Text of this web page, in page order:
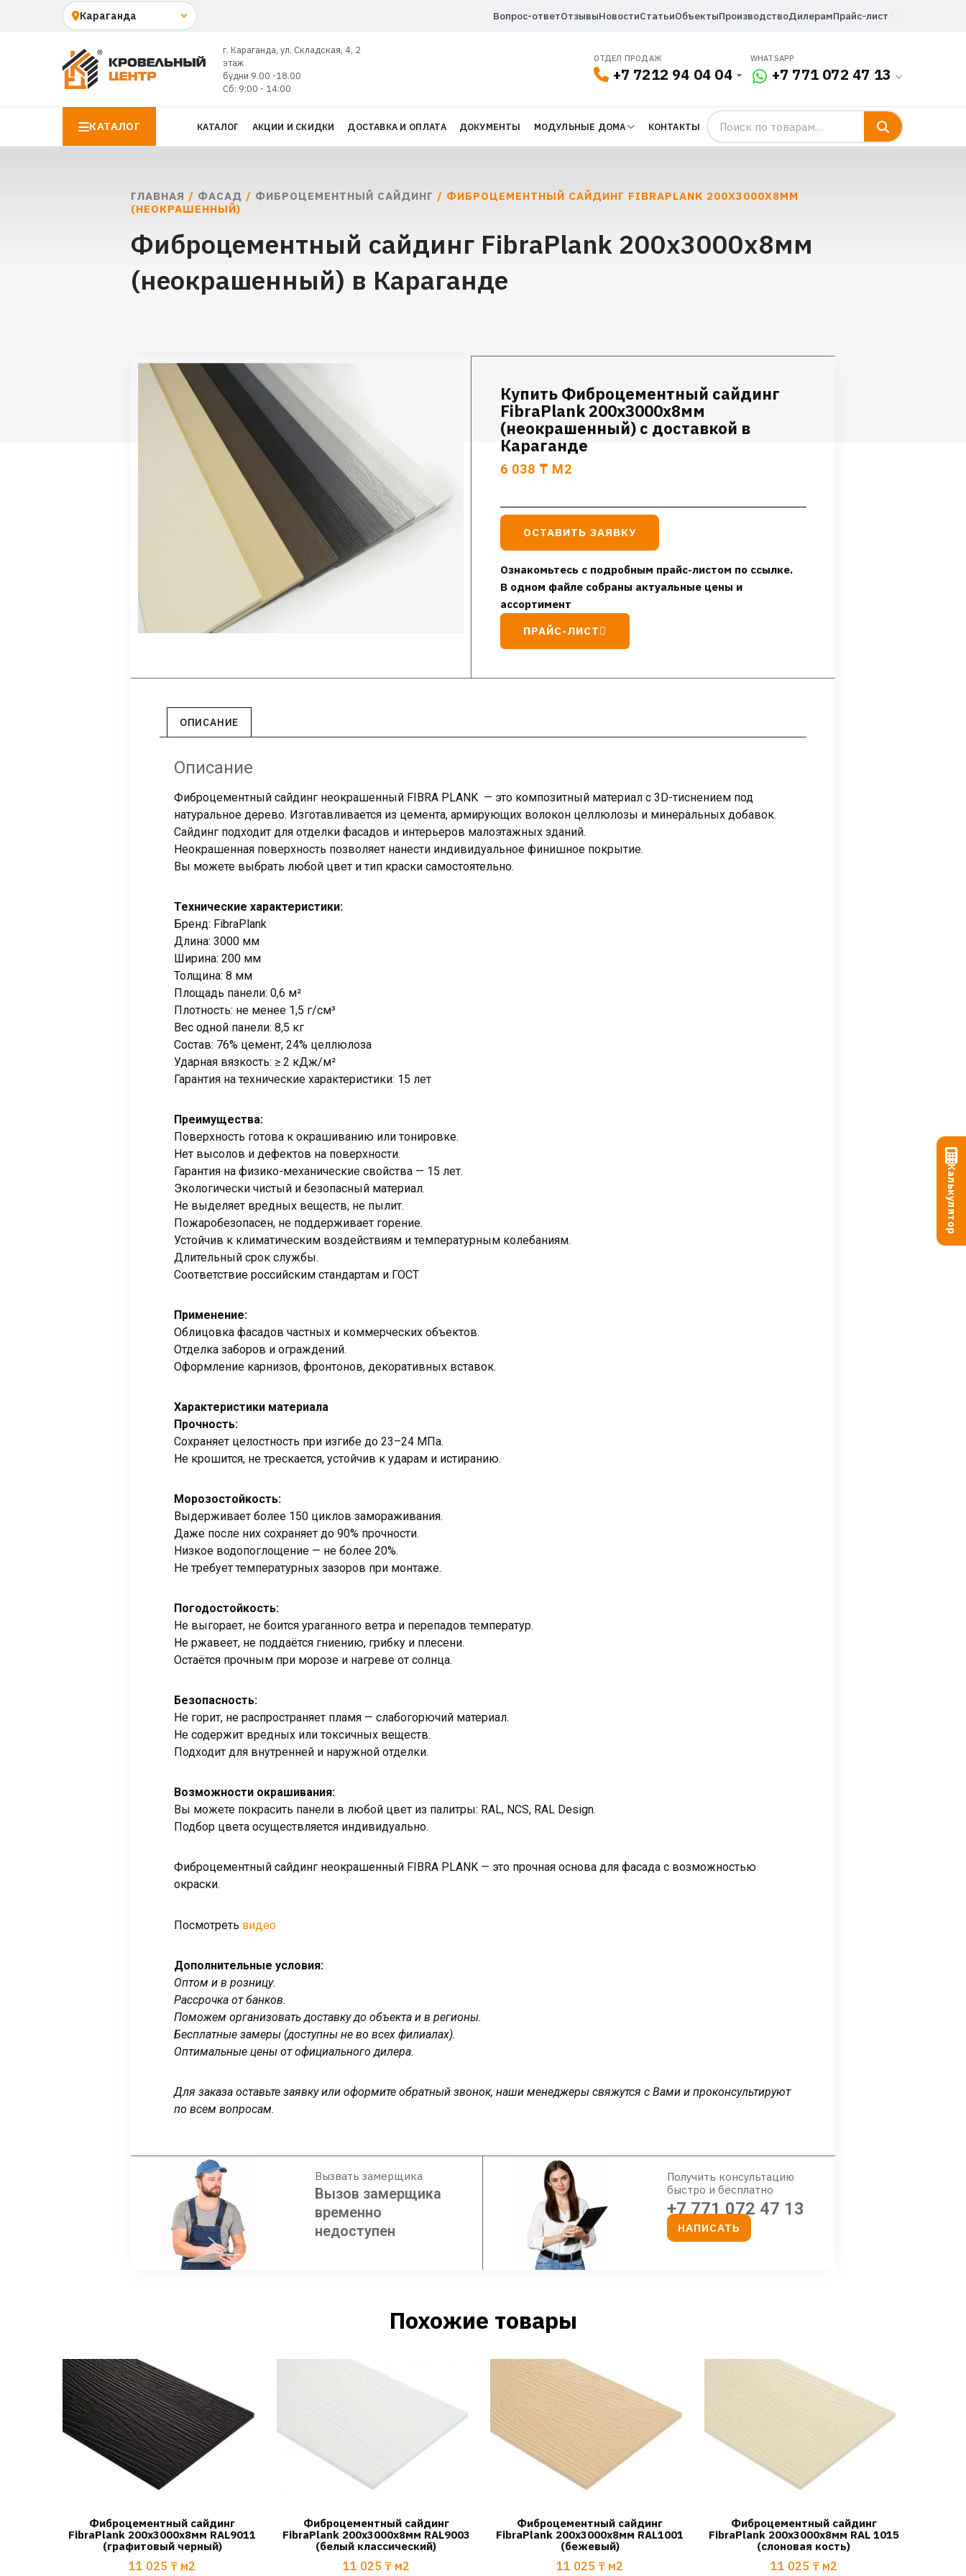
Вопрос-ответОтзывыНовостиСтатьиОбъектыПроизводствоДилерамПрайс-лист
г. Караганда, ул. Складская, 4, 2
этаж
будни 9.00 -18.00
Сб: 9:00 - 14:00
ОТДЕЛ ПРОДАЖ
+7 7212 94 04 04
WHATSAPP
+7 771 072 47 13
КАТАЛОГ КАТАЛОГ АКЦИИ И СКИДКИ ДОСТАВКА И ОПЛАТА ДОКУМЕНТЫ МОДУЛЬНЫЕ ДОМА КОНТАКТЫ
ГЛАВНАЯ / ФАСАД / ФИБРОЦЕМЕНТНЫЙ САЙДИНГ / ФИБРОЦЕМЕНТНЫЙ САЙДИНГ FIBRAPLANK 200Х3000Х8ММ
(НЕОКРАШЕННЫЙ)
Фиброцементный сайдинг FibraPlank 200х3000х8мм
(неокрашенный) в Караганде
Купить Фиброцементный сайдинг
FibraPlank 200х3000х8мм
(неокрашенный) с доставкой в
Караганде
6 038 ₸ М2
ОСТАВИТЬ ЗАЯВКУ
Ознакомьтесь с подробным прайс-листом по ссылке.
В одном файле собраны актуальные цены и
ассортимент
ПРАЙС-ЛИСТ
ОПИСАНИЕ
Описание
Фиброцементный сайдинг неокрашенный FIBRA PLANK — это композитный материал с 3D-тиснением под
натуральное дерево. Изготавливается из цемента, армирующих волокон целлюлозы и минеральных добавок.
Сайдинг подходит для отделки фасадов и интерьеров малоэтажных зданий.
Неокрашенная поверхность позволяет нанести индивидуальное финишное покрытие.
Вы можете выбрать любой цвет и тип краски самостоятельно.
Технические характеристики:
Бренд: FibraPlank
Длина: 3000 мм
Ширина: 200 мм
Толщина: 8 мм
Площадь панели: 0,6 м²
Плотность: не менее 1,5 г/см³
Вес одной панели: 8,5 кг
Состав: 76% цемент, 24% целлюлоза
Ударная вязкость: ≥ 2 кДж/м²
Гарантия на технические характеристики: 15 лет
Преимущества:
Поверхность готова к окрашиванию или тонировке.
Нет высолов и дефектов на поверхности.
Гарантия на физико-механические свойства — 15 лет.
Экологически чистый и безопасный материал.
Не выделяет вредных веществ, не пылит.
Пожаробезопасен, не поддерживает горение.
Устойчив к климатическим воздействиям и температурным колебаниям.
Длительный срок службы.
Соответствие российским стандартам и ГОСТ
Применение:
Облицовка фасадов частных и коммерческих объектов.
Отделка заборов и ограждений.
Оформление карнизов, фронтонов, декоративных вставок.
Характеристики материала
Прочность:
Сохраняет целостность при изгибе до 23–24 МПа.
Не крошится, не трескается, устойчив к ударам и истиранию.
Морозостойкость:
Выдерживает более 150 циклов замораживания.
Даже после них сохраняет до 90% прочности.
Низкое водопоглощение — не более 20%.
Не требует температурных зазоров при монтаже.
Погодостойкость:
Не выгорает, не боится ураганного ветра и перепадов температур.
Не ржавеет, не поддаётся гниению, грибку и плесени.
Остаётся прочным при морозе и нагреве от солнца.
Безопасность:
Не горит, не распространяет пламя — слабогорючий материал.
Не содержит вредных или токсичных веществ.
Подходит для внутренней и наружной отделки.
Возможности окрашивания:
Вы можете покрасить панели в любой цвет из палитры: RAL, NCS, RAL Design.
Подбор цвета осуществляется индивидуально.
Фиброцементный сайдинг неокрашенный FIBRA PLANK — это прочная основа для фасада с возможностью
окраски.
Посмотреть видео
Дополнительные условия:
Оптом и в розницу.
Рассрочка от банков.
Поможем организовать доставку до объекта и в регионы.
Бесплатные замеры (доступны не во всех филиалах).
Оптимальные цены от официального дилера.
Для заказа оставьте заявку или оформите обратный звонок, наши менеджеры свяжутся с Вами и проконсультируют
по всем вопросам.
Вызвать замерщика
Вызов замерщика
временно
недоступен
Получить консультацию
быстро и бесплатно
+7 771 072 47 13
НАПИСАТЬ
Похожие товары
Фиброцементный сайдинг
FibraPlank 200х3000х8мм RAL9011
(графитовый черный)
11 025 ₸ м2
Фиброцементный сайдинг
FibraPlank 200х3000х8мм RAL9003
(белый классический)
11 025 ₸ м2
Фиброцементный сайдинг
FibraPlank 200х3000х8мм RAL1001
(бежевый)
11 025 ₸ м2
Фиброцементный сайдинг
FibraPlank 200х3000х8мм RAL 1015
(слоновая кость)
11 025 ₸ м2
Калькулятор